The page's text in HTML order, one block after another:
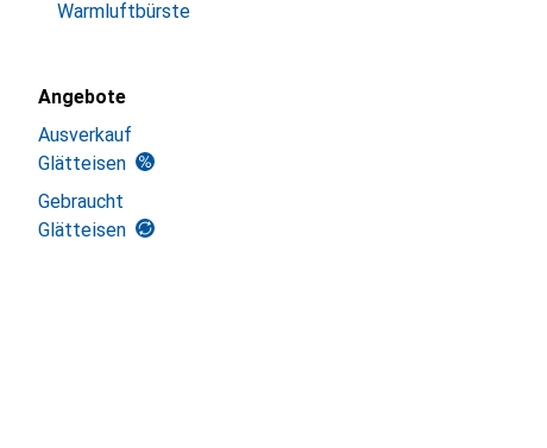
Warmluftbürste
Angebote
Ausverkauf
Glätteisen
Gebraucht
Glätteisen